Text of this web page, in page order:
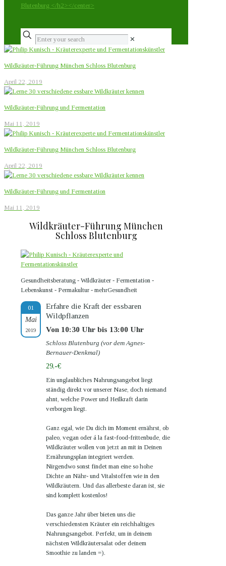
✕
Wildkräuter-Führung München Schloss Blutenburg
April 22, 2019
Wildkräuter-Führung und Fermentation
Mai 11, 2019
Wildkräuter-Führung München Schloss Blutenburg
April 22, 2019
Wildkräuter-Führung und Fermentation
Mai 11, 2019
Wildkräuter-Führung München
Schloss Blutenburg
Gesundheitsberatung - Wildkräuter - Fermentation -
Lebenskunst - Permakultur - mehrGesundheit
01
Mai
2019
Erfahre die Kraft der essbaren
Wildpflanzen
Von 10:30 Uhr bis 13:00 Uhr
Schloss Blutenburg (vor dem Agnes-
Bernauer-Denkmal)
29,-€
Ein unglaubliches Nahrungsangebot liegt
ständig direkt vor unserer Nase, doch niemand
ahnt, welche Power und Heilkraft darin
verborgen liegt.
Ganz egal, wie Du dich im Moment ernährst, ob
paleo, vegan oder á la fast-food-frittenbude, die
Wildkräuter wollen von jetzt an mit in Deinen
Ernährungsplan integriert werden.
Nirgendwo sonst findet man eine so hohe
Dichte an Nähr- und Vitalstoffen wie in den
Wildkräutern. Und das allerbeste daran ist, sie
sind komplett kostenlos!
Das ganze Jahr über bieten uns die
verschiedensten Kräuter ein reichhaltiges
Nahrungsangebot. Perfekt, um in deinem
nächsten Wildkräutersalat oder deinem
Smoothie zu landen =).